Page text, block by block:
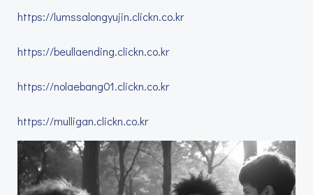
https://lumssalongyujin.clickn.co.kr
https://beullaending.clickn.co.kr
https://nolaebang01.clickn.co.kr
https://mulligan.clickn.co.kr